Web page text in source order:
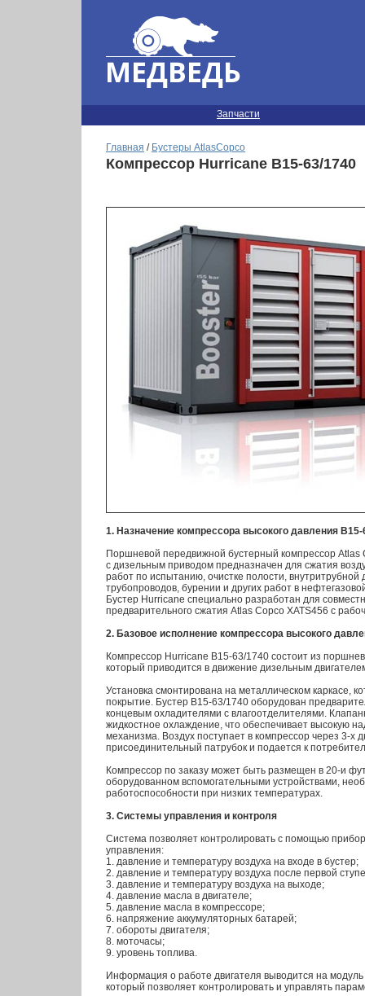
Запчасти
Главная / Бустеры AtlasCopco
Компрессор Hurricane B15-63/1740
1. Назначение компрессора высокого давления B15-
Поршневой передвижной бустерный компрессор Atlas
c дизельным приводом предназначен для сжатия
работ по испытанию, очистке полости, внутритрубной
трубопроводов, бурении и других работ в
Бустер Hurricane специально разработан для
предварительного сжатия Atlas Copco XATS456 с
2. Базовое исполнение компрессора высокого
Компрессор Hurricane B15-63/1740 состоит из
который приводится в движение дизельным
Установка смонтирована на металлическом каркасе,
покрытие. Бустер B15-63/1740 оборудован
концевым охладителями с влагоотделителями.
жидкостное охлаждение, что обеспечивает высокую
механизма. Воздух поступает в компрессор через 3-х
присоединительный патрубок и подается к
Компрессор по заказу может быть размещен в 20-и
оборудованном вспомогательными устройствами,
работоспособности при низких температурах.
3. Системы управления и контроля
Система позволяет контролировать с помощью
управления:
1. давление и температуру воздуха на входе в бустер;
2. давление и температуру воздуха после первой
3. давление и температуру воздуха на выходе;
4. давление масла в двигателе;
5. давление масла в компрессоре;
6. напряжение аккумуляторных батарей;
7. обороты двигателя;
8. моточасы;
9. уровень топлива.
Информация о работе двигателя выводится на
который позволяет контролировать и управлять